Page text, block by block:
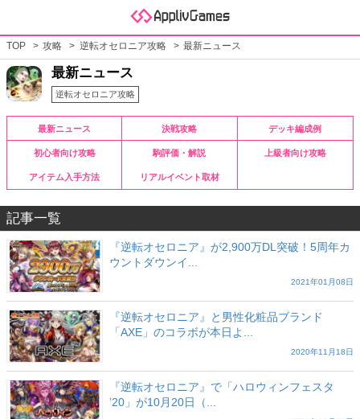
TOP 攻略 逆転オセロニア攻略 最新ニュース
最新ニュース
逆転オセロニア攻略
最新ニュース 決戦攻略 デッキ編成例
初心者向け攻略 駒評価・解説 上級者向け攻略
アイテム入手方法 リアルイベント取材
記事一覧
『逆転オセロニア』が2,900万DL突破！5周年カ
ウントダウンイ...
2021年01月08日
『逆転オセロニア』と男性化粧品ブランド
「AXE」のコラボが本日よ...
2020年11月18日
『逆転オセロニア』で「ハロウィンフェスタ
ʼ20」が10月20日（...